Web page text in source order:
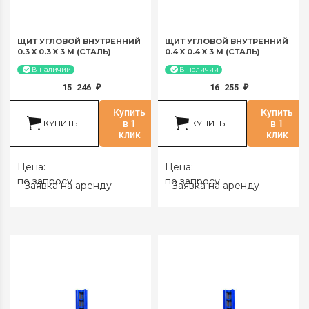
ЩИТ УГЛОВОЙ ВНУТРЕННИЙ
0.3 X 0.3 X 3 М (СТАЛЬ)
В наличии
15 246 ₽
КУПИТЬ
Купить
в 1
клик
Цена:
по запросу
Заявка на аренду
ЩИТ УГЛОВОЙ ВНУТРЕННИЙ
0.4 X 0.4 X 3 М (СТАЛЬ)
В наличии
16 255 ₽
КУПИТЬ
Купить
в 1
клик
Цена:
по запросу
Заявка на аренду